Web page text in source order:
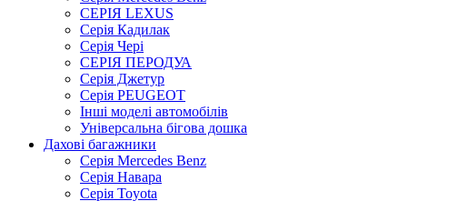
СЕРІЯ LEXUS
Серія Кадилак
Серія Чері
СЕРІЯ ПЕРОДУА
Серія Джетур
Серія PEUGEOT
Інші моделі автомобілів
Універсальна бігова дошка
Дахові багажники
Серія Mercedes Benz
Серія Навара
Серія Toyota